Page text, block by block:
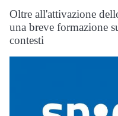
Oltre all'attivazione
una breve formazione
contesti